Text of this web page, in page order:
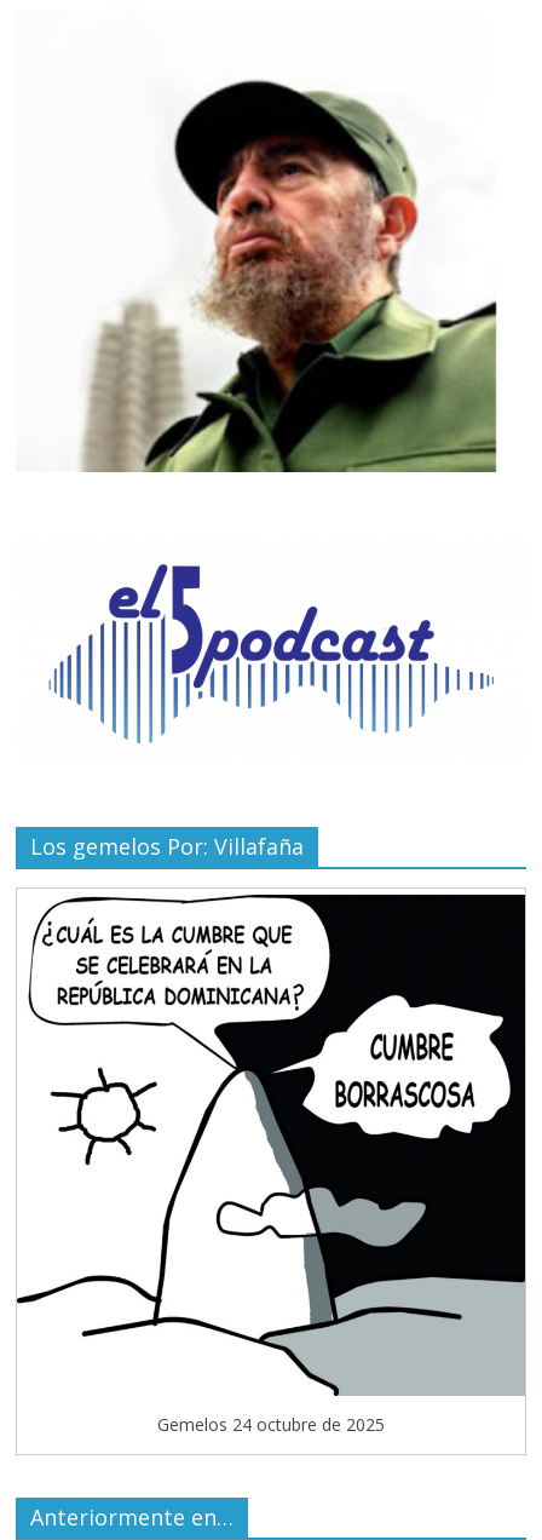
Los gemelos Por: Villafaña
Gemelos 24 octubre de 2025
Anteriormente en…